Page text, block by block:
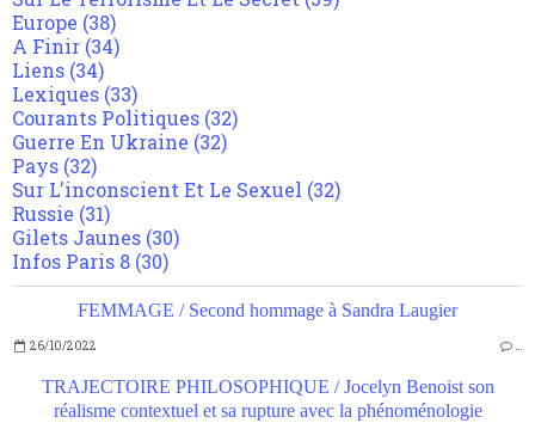
FEMMAGE / Second hommage à Sandra Laugier
26/10/2022 …
TRAJECTOIRE PHILOSOPHIQUE / Jocelyn Benoist son
réalisme contextuel et sa rupture avec la phénoménologie
Europe (38)
A Finir (34)
Liens (34)
Lexiques (33)
Courants Politiques (32)
Guerre En Ukraine (32)
Pays (32)
Sur L'inconscient Et Le Sexuel (32)
Russie (31)
Gilets Jaunes (30)
Infos Paris 8 (30)